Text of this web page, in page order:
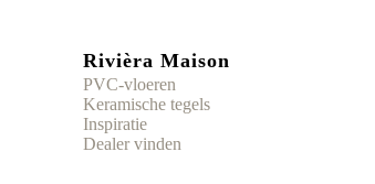
Rivièra Maison
PVC-vloeren
Keramische tegels
Inspiratie
Dealer vinden